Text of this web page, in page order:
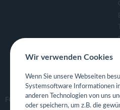
FOLGE UNS
Wir verwenden Cookies
Wenn Sie unsere Webseiten
Systemsoftware Informationen
anderen Technologien von uns
oder speichern, um z.B. die